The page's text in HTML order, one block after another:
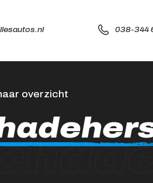
038-344
overzicht